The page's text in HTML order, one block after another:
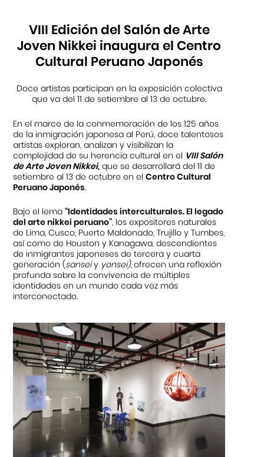
VIII Edición del Salón de Arte
Joven Nikkei inaugura el Centro
Cultural Peruano Japonés
Doce artistas participan en la exposición colectiva
que va del 11 de setiembre al 13 de octubre.
En el marco de la conmemoración de los 125 años
de la inmigración japonesa al Perú, doce talentosos
artistas exploran, analizan y visibilizan la
complejidad de su herencia cultural en el VIII Salón
de Arte Joven Nikkei, que se desarrollará del 11 de
setiembre al 13 de octubre en elCentro Cultural
Peruano Japonés.
Bajo el lema“Identidades interculturales. El legado
del arte nikkei peruano”, los expositores naturales
de Lima, Cusco, Puerto Maldonado, Trujillo y Tumbes,
así como de Houston y Kanagawa, descendientes
de inmigrantes japoneses de tercera y cuarta
generación (sanseiy yonsei), ofrecen una reflexión
profunda sobre la convivencia de múltiples
identidades en un mundo cada vez más
interconectado.